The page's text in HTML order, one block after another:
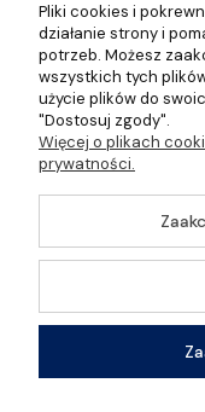
©2026 Wszelkie
Wyposażenie
Sklep
Pliki cookies i
działanie strony i
potrzeb. Możesz
wszystkich tych
użycie plików do
"Dostosuj zgody".
Więcej o plikach
prywatności.